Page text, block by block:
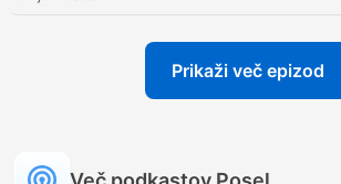
Prikaži več epizod